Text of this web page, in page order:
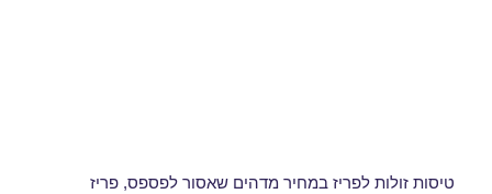
טיסות זולות לפריז במחיר מדהים שאסור לפספס, פריז